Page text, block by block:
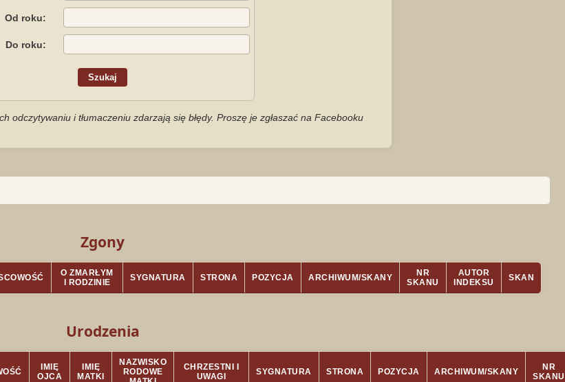
Od roku:
Do roku:
odczytywaniu i tłumaczeniu zdarzają się błędy. Proszę je zgłaszać na Facebooku
Zgony
O ZMARŁYM
I RODZINIE
SYGNATURA STRONA POZYCJA ARCHIWUM/SKANY
NR
SKANU
AUTOR
INDEKSU
SKAN
Urodzenia
IMIĘ
OJCA
IMIĘ
MATKI
NAZWISKO
RODOWE
CHRZESTNI I
UWAGI
SYGNATURA STRONA POZYCJA ARCHIWUM/SKANY
NR
SKANU